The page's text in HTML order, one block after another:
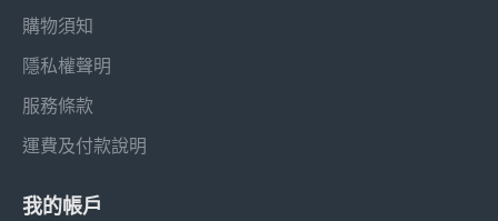
購物須知
隱私權聲明
服務條款
運費及付款說明
我的帳戶